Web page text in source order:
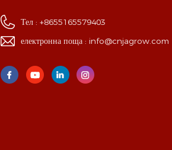
Тел :+8655165579403
електронна поща :info@cnjagrow.com